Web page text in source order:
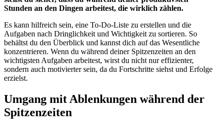
Stunden an den Dingen arbeitest, die wirklich zählen.
Es kann hilfreich sein, eine To-Do-Liste zu erstellen und die
Aufgaben nach Dringlichkeit und Wichtigkeit zu sortieren. So
behältst du den Überblick und kannst dich auf das Wesentliche
konzentrieren. Wenn du während deiner Spitzenzeiten an den
wichtigsten Aufgaben arbeitest, wirst du nicht nur effizienter,
sondern auch motivierter sein, da du Fortschritte siehst und Erfolge
erzielst.
Umgang mit Ablenkungen während der
Spitzenzeiten